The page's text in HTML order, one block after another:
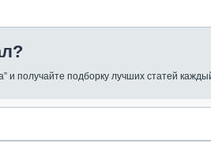
и получайте подборку лучших статей